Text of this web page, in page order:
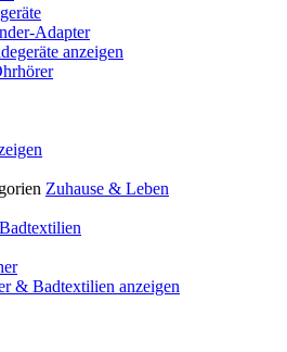
Adapter
anzeigen
Zuhause & Leben
& Badtextilien anzeigen